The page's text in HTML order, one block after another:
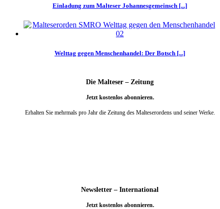
Einladung zum Malteser Johannesgemeinsch [...]
Welttag gegen Menschenhandel: Der Botsch [...]
Die Malteser – Zeitung
Jetzt kostenlos abonnieren.
Erhalten Sie mehrmals pro Jahr die Zeitung des Malteserordens und seiner Werke.
Newsletter – International
Jetzt kostenlos abonnieren.